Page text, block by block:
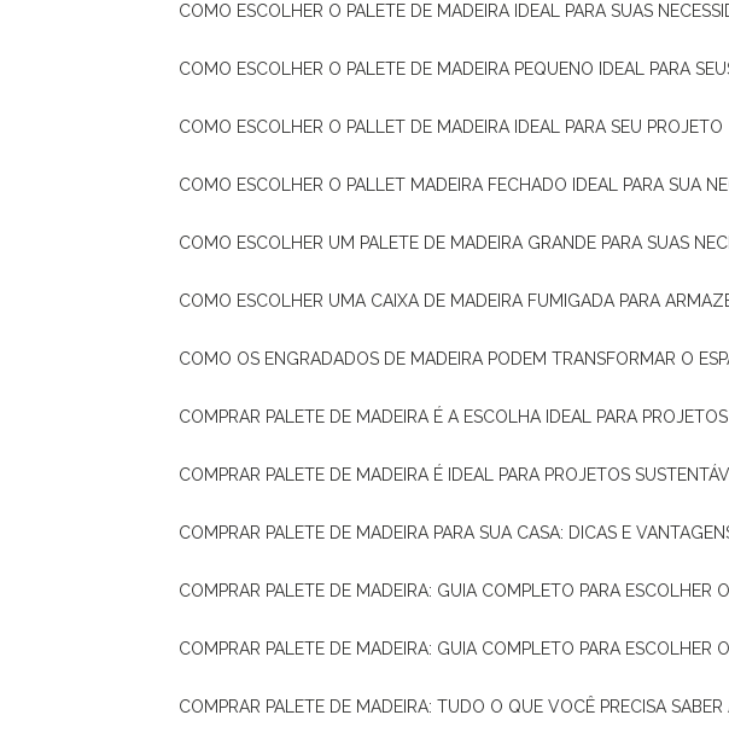
COMO ESCOLHER O PALETE DE MADEIRA IDEAL PARA SUAS
COMO ESCOLHER O PALETE DE MADEIRA PEQUENO IDEAL PARA
COMO ESCOLHER O PALLET DE MADEIRA IDEAL PARA SEU PROJETO
COMO ESCOLHER O PALLET MADEIRA FECHADO IDEAL PARA SUA
COMO ESCOLHER UM PALETE DE MADEIRA GRANDE PARA SUAS
COMO ESCOLHER UMA CAIXA DE MADEIRA FUMIGADA PARA
COMO OS ENGRADADOS DE MADEIRA PODEM TRANSFORMAR O
COMPRAR PALETE DE MADEIRA É A ESCOLHA IDEAL PARA
COMPRAR PALETE DE MADEIRA É IDEAL PARA PROJETOS
COMPRAR PALETE DE MADEIRA PARA SUA CASA: DICAS E
COMPRAR PALETE DE MADEIRA: GUIA COMPLETO PARA ESCOLHER
COMPRAR PALETE DE MADEIRA: GUIA COMPLETO PARA ESCOLHER
COMPRAR PALETE DE MADEIRA: TUDO O QUE VOCÊ PRECISA